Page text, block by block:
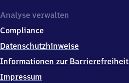
4
1
Piding
Analyse verwalten
Compliance
Datenschutzhinweise
Informationen zur Barrierefreiheit
Impressum